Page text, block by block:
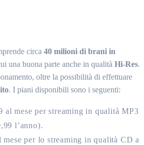
circa 40 milioni di brani in
una buona parte anche in qualità Hi-Res.
oltre la possibilità di effettuare
. I piani disponibili sono i seguenti:
al mese per streaming in qualità MP3
l’anno).
mese per lo streaming in qualità CD a